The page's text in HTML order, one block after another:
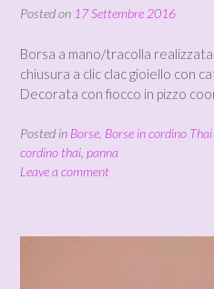
Posted on 17 Settembre 2016
Borsa a mano/tracolla
chiusura a clic clac gioiello con
Decorata con fiocco in pizzo
Posted in Borse Borse in cordino Thai
cordino thai panna
Leave a comment